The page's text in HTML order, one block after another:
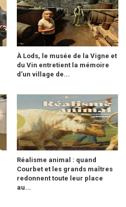
À Lods, le musée de la Vigne et
du Vin entretient la mémoire
d’un village de...
Réalisme animal : quand
Courbet et les grands maîtres
redonnent toute leur place
au...